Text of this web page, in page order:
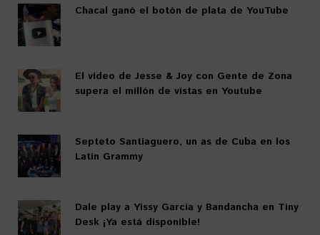
Chacal ganó el botón de plata de YouTube
El video de Jesse & Joy con Gente de Zona
supera el millón de vistas en Youtube
Septeto Santiaguero, un as de Cuba en los
Latin Grammy
Dale play a Yissy García y Bandancha en Tiny
Desk ¡Ya está disponible!